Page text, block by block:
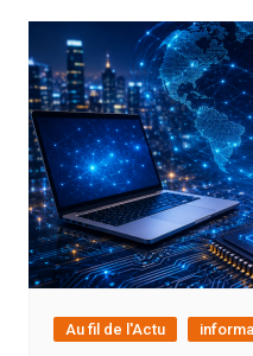
Au fil de l'Actu